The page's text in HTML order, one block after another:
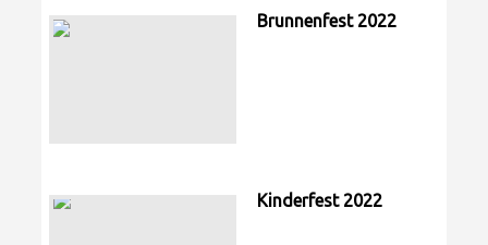
Brunnenfest 2022
Kinderfest 2022